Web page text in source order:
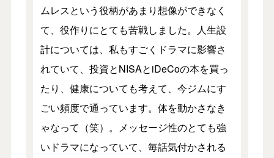
ムレスという役柄があまり想像ができなく
て、役作りにとても苦戦しました。人生設
計については、私もすごくドラマに影響さ
れていて、投資とNISAとiDeCoの本を買っ
たり、健康についても考えて、今ジムにす
ごい頻度で通っています。体を動かさなき
ゃなって（笑）。メッセージ性のとても強
いドラマになっていて、毎話気付かされる